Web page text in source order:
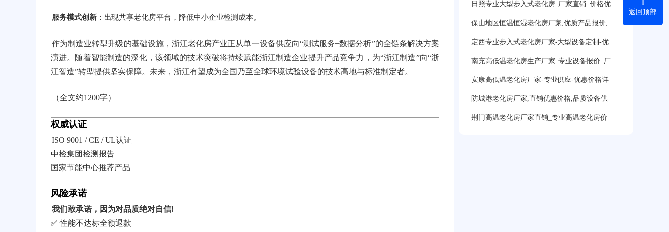
服务模式创新 ：出现共享老化房平台，降低中小企业检测成本。
作为制造业转型升级的基础设施，浙江老化房产业正从单一设备供应向“测试服务+数据分析”的全链条解决方案
演进。随着智能制造的深化，该领域的技术突破将持续赋能浙江制造企业提升产品竞争力，为“浙江制造”向“浙
江智造”转型提供坚实保障。未来，浙江有望成为全国乃至全球环境试验设备的技术高地与标准制定者。
（全文约1200字）
权威认证
ISO 9001 / CE / UL认证
中检集团检测报告
国家节能中心推荐产品
风险承诺
我们敢承诺，因为对品质绝对自信!
✅ 性能不达标全额退款
日照专业大型步入式老化房_厂家直销_价格优
保山地区恒温恒湿老化房厂家,优质产品报价,
定西专业步入式老化房厂家-大型设备定制-优
南充高低温老化房生产厂家_专业设备报价_厂
安康高低温老化房厂家-专业供应-优惠价格详
防城港老化房厂家,直销优惠价格,品质设备供
荆门高温老化房厂家直销_专业高温老化房价
返回顶部